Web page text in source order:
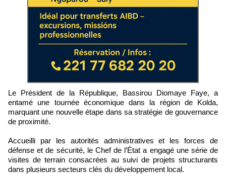
Le Président de la République, Bassirou Diomaye Faye, a
entamé une tournée économique dans la région de Kolda,
marquant une nouvelle étape dans sa stratégie de gouvernance
de proximité.
Accueilli par les autorités administratives et les forces de
défense et de sécurité, le Chef de l’État a engagé une série de
visites de terrain consacrées au suivi de projets structurants
dans plusieurs secteurs clés du développement local.